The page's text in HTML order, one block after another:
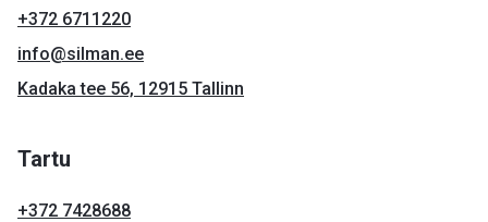
+372 6711220
info@silman.ee
Kadaka tee 56, 12915 Tallinn
Tartu
+372 7428688